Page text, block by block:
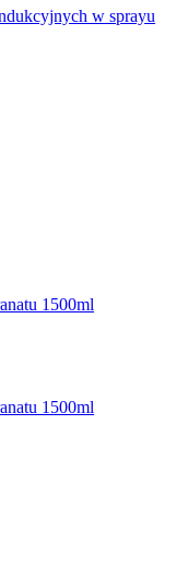
w sprayu
1500ml
1500ml